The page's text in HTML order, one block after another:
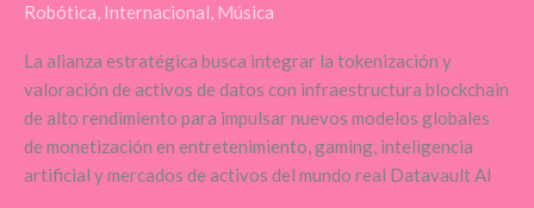
Robótica, Internacional, Música
La alianza estratégica busca integrar la tokenización y
valoración de activos de datos con infraestructura blockchain
de alto rendimiento para impulsar nuevos modelos globales
de monetización en entretenimiento, gaming, inteligencia
artificial y mercados de activos del mundo real Datavault AI
con
y
activos
tokenizados